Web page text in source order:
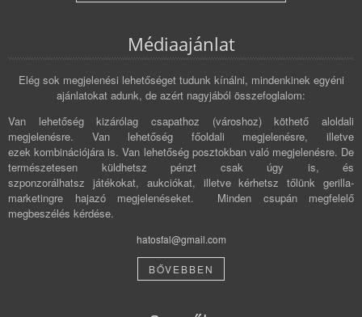
Médiaajánlat
Elég sok megjelenési lehetőséget tudunk kínálni, mindenkinek egyéni
ajánlatokat adunk, de azért nagyjából összefoglalom:
Van lehetőség kizárólag csapathoz (városhoz) köthető aloldali
megjelenésre. Van lehetőség főoldali megjelenésre, illetve
ezek kombinációjára is. Van lehetőség posztokban való megjelenésre. De
természetesen küldhetsz pénzt csak úgy is, és
szponzorálhatsz játékokat, aukciókat, illetve kérhetsz tőlünk gerilla-
marketingre hajazó megjelenéseket. Minden csupán megfelelő
megbeszélés kérdése.
hatosfal@gmail.com
BŐVEBBEN